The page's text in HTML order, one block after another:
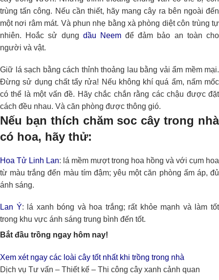
trùng tấn công. Nếu cần thiết, hãy mang cây ra bên ngoài đến
một nơi râm mát. Và phun nhẹ bằng xà phòng diệt côn trùng tự
nhiên. Hoắc sử dụng dầu Neem để đảm bảo an toàn cho
người và vật.
Giữ lá sạch bằng cách thỉnh thoảng lau bằng vải ẩm mềm mại.
Đừng sử dụng chất tẩy rửa! Nếu không khí quá ẩm, nấm mốc
có thể là một vấn đề. Hãy chắc chắn rằng các chậu được đặt
cách đều nhau. Và căn phòng được thông gió.
Nếu bạn thích chăm soc cây trong nhà
có hoa, hãy thử:
Hoa Tử Linh Lan: lá mềm mượt trong hoa hồng và với cụm hoa
từ màu trắng đến màu tím đậm; yêu một căn phòng ấm áp, đủ
ánh sáng.
Lan Ý: lá xanh bóng và hoa trắng; rất khỏe mạnh và làm tốt
trong khu vực ánh sáng trung bình đến tốt.
Bắt đầu trồng ngay hôm nay!
Xem xét ngay các loài cây tốt nhất khi trồng trong nhà
Dịch vụ Tư vấn – Thiết kế – Thi công cây xanh cảnh quan